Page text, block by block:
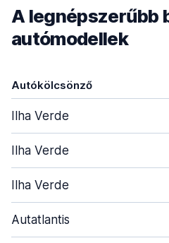
A legnépszerűbb
autómodellek
Autókölcsönző
Ilha Verde
Ilha Verde
Ilha Verde
Autatlantis